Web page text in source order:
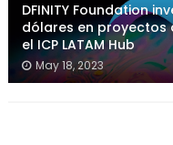
DFINITY Foundation
dólares en proyectos
el ICP LATAM Hub
May 18, 2023